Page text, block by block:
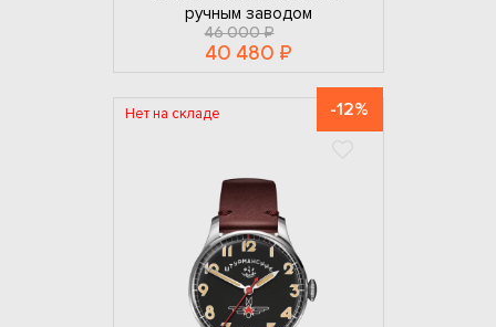
ручным заводом
46 000 ₽
40 480 ₽
Нет на складе -12%